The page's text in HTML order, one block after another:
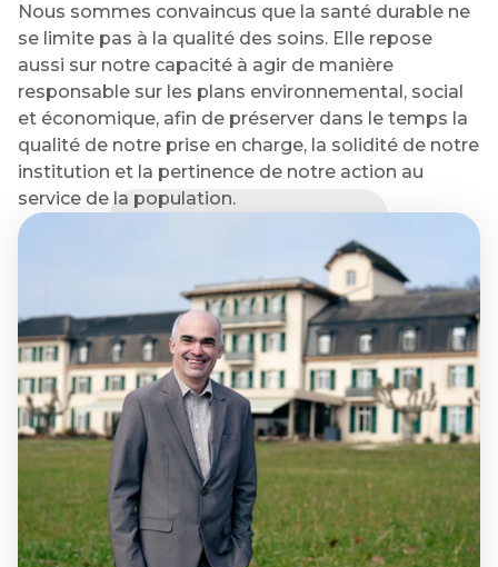
Nous sommes convaincus que la santé durable ne
se limite pas à la qualité des soins. Elle repose
aussi sur notre capacité à agir de manière
responsable sur les plans environnemental, social
et économique, afin de préserver dans le temps la
qualité de notre prise en charge, la solidité de notre
institution et la pertinence de notre action au
service de la population.